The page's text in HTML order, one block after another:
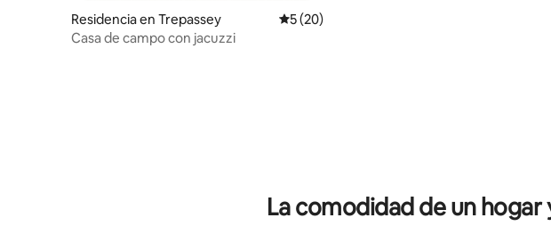
Residencia en Trepassey Calificación promedio: 5 de 5; 20 evaluaciones
5 (20)
Casa de campo con jacuzzi
La comodidad de un